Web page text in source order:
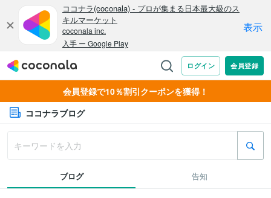
会員登録で10％割引クーポンを獲得！
ココナラブログ
ブログ 告知